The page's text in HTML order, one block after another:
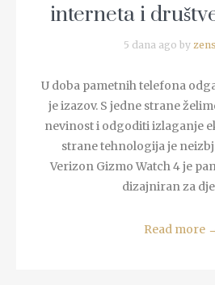
interneta i
5 dana ago by
U doba pametnih telefona
je izazov. S jedne strane
nevinost i odgoditi izlaganje
strane tehnologija je
Verizon Gizmo Watch 4 je
dizajniran za
Read more